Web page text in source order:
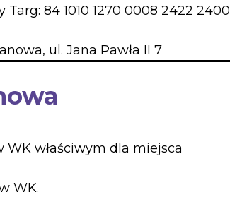
Targ: 84 1010 1270 0008 2422 2400
ul. Jana Pawła II 7
właściwym dla miejsca
WK.